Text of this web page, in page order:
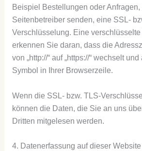
Beispiel Bestellungen oder
Seitenbetreiber senden, eine SSL-
Verschlüsselung. Eine
erkennen Sie daran, dass die
von „http://“ auf „https://“ wechselt
Symbol in Ihrer Browserzeile.
Wenn die SSL- bzw. TLS-
können die Daten, die Sie an uns
Dritten mitgelesen werden.
4. Datenerfassung auf dieser Website